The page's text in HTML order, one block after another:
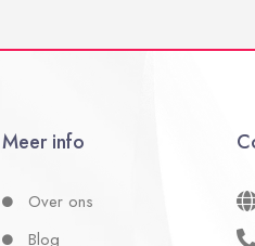
Meer info
Over ons
Blog